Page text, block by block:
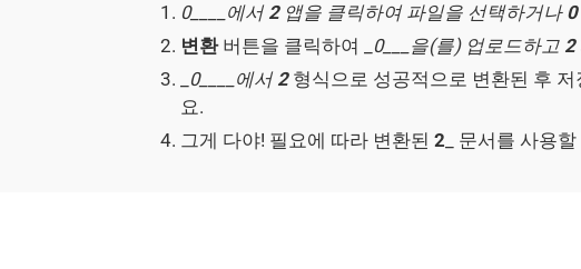
0____에서 2앱을 클릭하여 파일을 선택하거나 0
변환버튼을 클릭하여 _ 0___을(를) 업로드하고 2
0____에서 2형식으로 성공적으로 변환된 후
요.
그게 다야! 필요에 따라 변환된 2 _ 문서를 사용